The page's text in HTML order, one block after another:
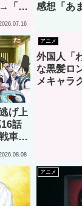
「何
感想「あ
すぎて実
げ上
話
車持
アニメ
外国人「
な黒髪ロ
メキャラ
アニメ